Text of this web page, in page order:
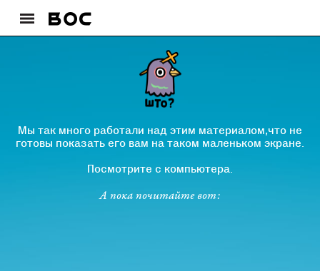
Мы так много работали над этим материалом,что не
готовы показать его вам на таком маленьком экране.
Посмотрите с компьютера.
А пока почитайте вот: